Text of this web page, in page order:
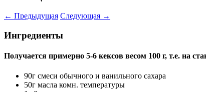
← Предыдущая Следующая →
Ингредиенты
Получается примерно 5-6 кексов весом 100 г, т.е. на
90г смеси обычного и ванильного сахара
50г масла комн. температуры